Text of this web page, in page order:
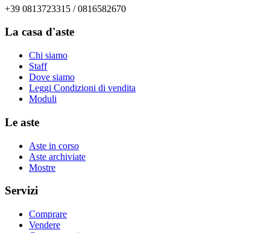
+39 0813723315 / 0816582670
La casa d'aste
Chi siamo
Staff
Dove siamo
Leggi Condizioni di vendita
Moduli
Le aste
Aste in corso
Aste archiviate
Mostre
Servizi
Comprare
Vendere